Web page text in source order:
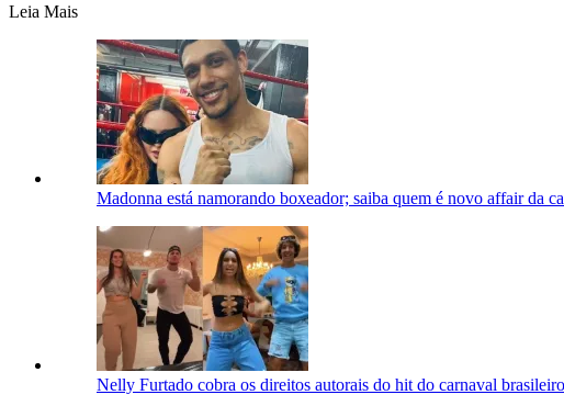
Leia Mais
Madonna está namorando boxeador; saiba quem é novo affair da
Nelly Furtado cobra os direitos autorais do hit do carnaval